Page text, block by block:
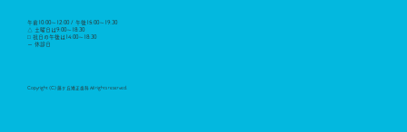
午前10:00～12:00 / 午後15:00～19:30
△ 土曜日は9:00～18:30
□ 祝日の午後は14:00～18:30
ー 休診日
Copyright (C) 藤ケ丘矯正歯科 All rights reserved.